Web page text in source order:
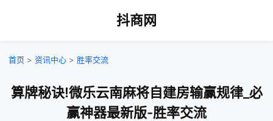
抖商网
首页 > 资讯中心 > 胜率交流
算牌秘诀!微乐云南麻将自建房输赢规律_必
赢神器最新版-胜率交流